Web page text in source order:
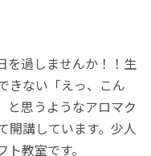
を過しませんか！！生
きない「えっ、こん
と思うようなアロマク
開講しています。少人
教室です。